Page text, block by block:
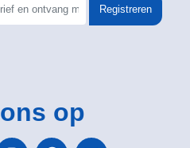
Registreren
ons op